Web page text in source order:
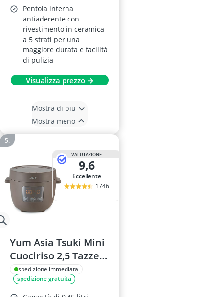
Pentola interna
antiaderente con
rivestimento in ceramica
a 5 strati per una
maggiore durata e facilità
di pulizia
Visualizza prezzo →
Mostra di più
Mostra meno
VALUTAZIONE
9,6
Eccellente
1746
Yum Asia Tsuki Mini
Cuociriso 2,5 Tazze
Pebble Grey
spedizione immediata
spedizione gratuita